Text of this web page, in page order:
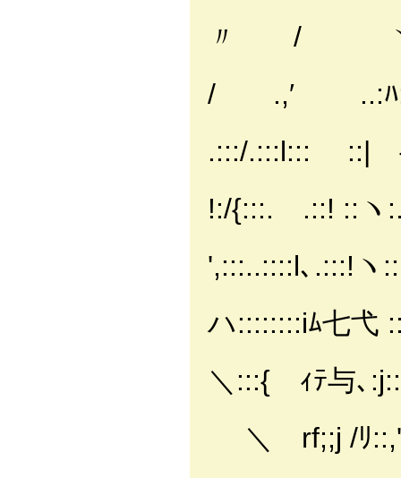
〃 / ヽ
/ .,′ ..:ﾊ
.:::/.:::l:::
!:/{:::. .::! ::ヽ
',:::..::::l､.:::!ヽ
ハ::::::::iﾑ七弋
＼:::{ ｨﾃ与､
＼ rf;;j /ﾘ::,'